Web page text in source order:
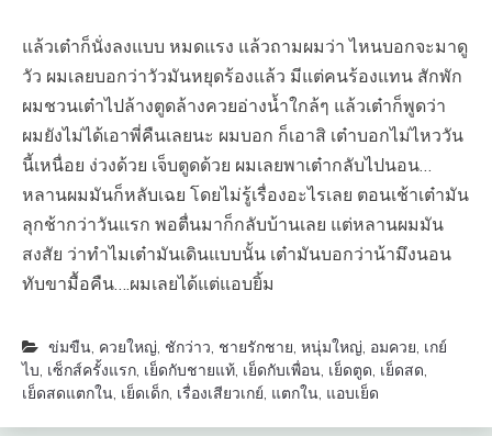
แล้วเต๋าก็นั่งลงแบบ หมดแรง แล้วถามผมว่า ไหนบอกจะมาดู
วัว ผมเลยบอกว่าวัวมันหยุดร้องแล้ว มีแต่คนร้องแทน สักพัก
ผมชวนเต๋าไปล้างตูดล้างควยอ่างน้ำใกล้ๆ แล้วเต๋าก็พูดว่า
ผมยังไม่ได้เอาพี่คืนเลยนะ ผมบอก ก็เอาสิ เต๋าบอกไม่ไหววัน
นี้เหนื่อย ง่วงด้วย เจ็บตูดด้วย ผมเลยพาเต๋ากลับไปนอน…
หลานผมมันก็หลับเฉย โดยไม่รู้เรื่องอะไรเลย ตอนเช้าเต๋ามัน
ลุกช้ากว่าวันแรก พอตื่นมาก็กลับบ้านเลย แต่หลานผมมัน
สงสัย ว่าทำไมเต๋ามันเดินแบบนั้น เต๋ามันบอกว่าน้ามึงนอน
ทับขามื้อคืน….ผมเลยได้แต่แอบยิ้ม
ข่มขืน, ควยใหญ่, ชักว่าว, ชายรักชาย, หนุ่มใหญ่, อมควย, เกย์
ไบ, เซ็กส์ครั้งแรก, เย็ดกับชายแท้, เย็ดกับเพื่อน, เย็ดตูด, เย็ดสด,
เย็ดสดแตกใน, เย็ดเด็ก, เรื่องเสียวเกย์, แตกใน, แอบเย็ด